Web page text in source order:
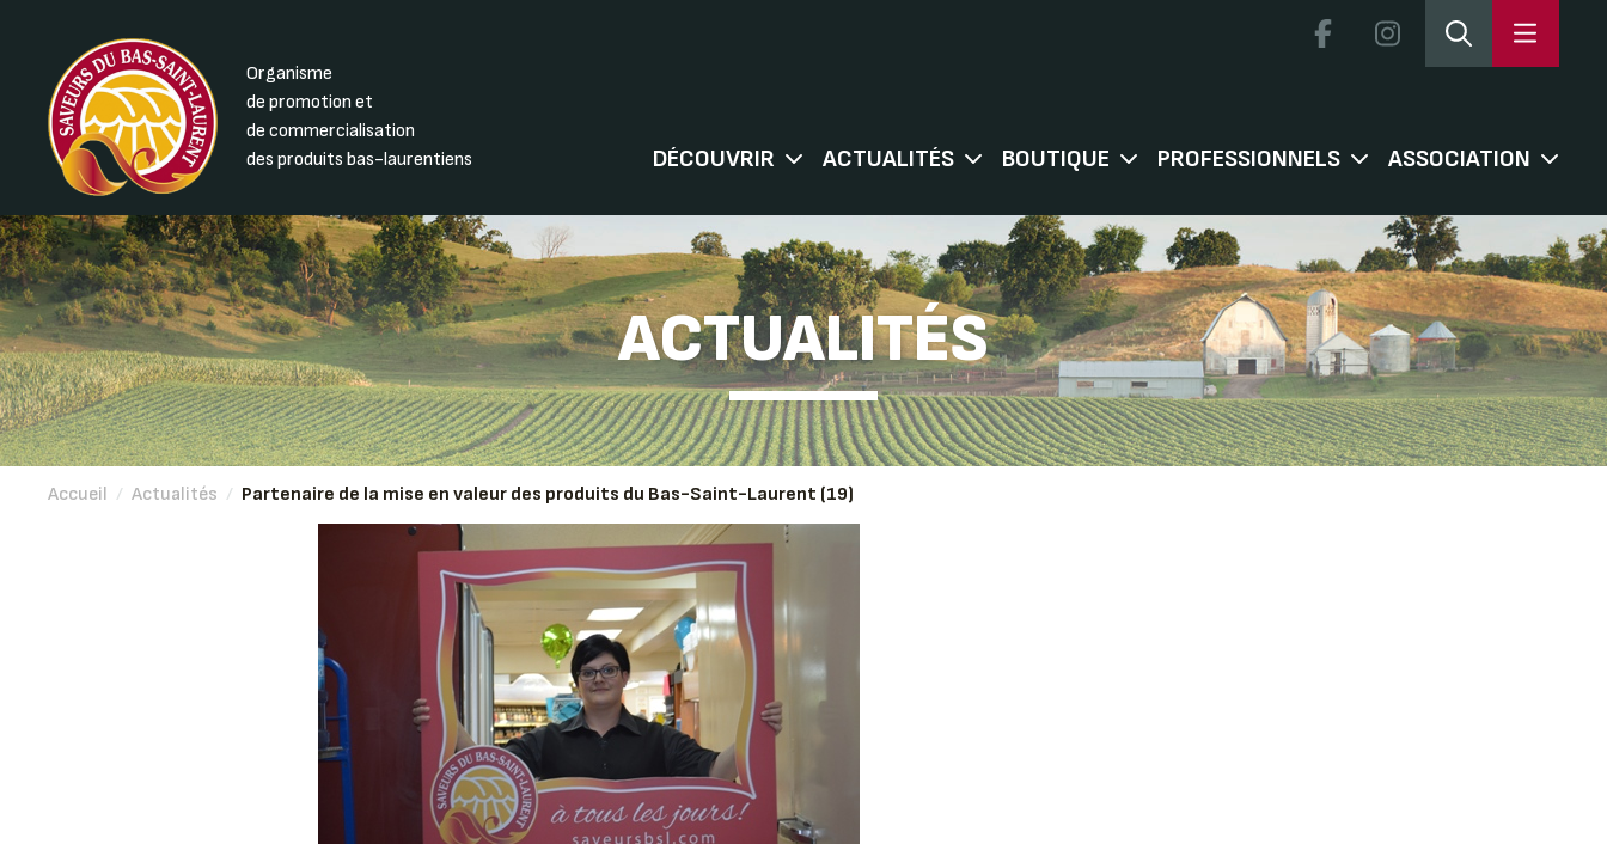
Organisme
de promotion et
de commercialisation
des produits bas-laurentiens
DÉCOUVRIR ACTUALITÉS BOUTIQUE PROFESSIONNELS ASSOCIATION
ACTUALITÉS
Accueil / Actualités / Partenaire de la mise en valeur des produits du Bas-Saint-Laurent (19)